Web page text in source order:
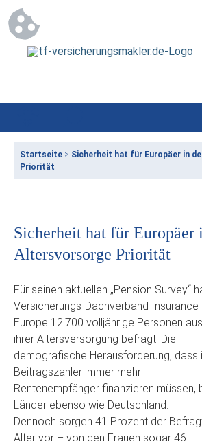
Startseite > Sicherheit hat für Europäer in
Priorität
Sicherheit hat für Europäer
Altersvorsorge Priorität
Für seinen aktuellen „Pension Survey“
Versicherungs-Dachverband Insurance
Europe 12.700 volljährige Personen
ihrer Altersversorgung befragt. Die
demografische Herausforderung, dass
Beitragszahler immer mehr
Rentenempfänger finanzieren
Länder ebenso wie Deutschland.
Dennoch sorgen 41 Prozent der
Alter vor – von den Frauen sogar 46